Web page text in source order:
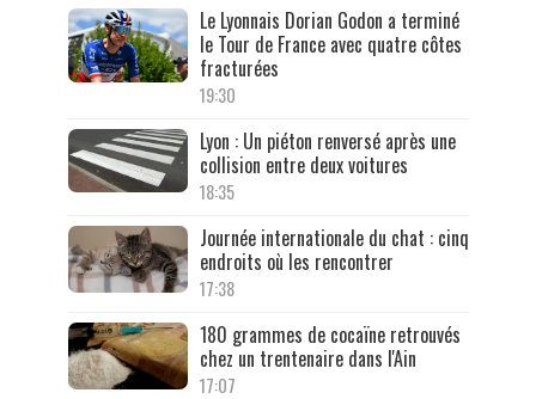
Le Lyonnais Dorian Godon a terminé
le Tour de France avec quatre côtes
fracturées
19:30
Lyon : Un piéton renversé après une
collision entre deux voitures
18:35
Journée internationale du chat : cinq
endroits où les rencontrer
17:38
180 grammes de cocaïne retrouvés
chez un trentenaire dans l'Ain
17:07